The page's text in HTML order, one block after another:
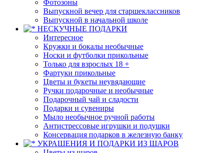
Фотозоны
Выпускной вечер для старшеклассников
Выпускной в начальной школе
НЕСКУЧНЫЕ ПОДАРКИ
Интересное
Кружки и бокалы необычные
Носки и футболки прикольные
Только для взрослых 18 +
Фартуки прикольные
Цветы и букеты неувядающие
Ручки подарочные и необычные
Подарочный чай и сладости
Подарки и сувениры
Мыло необычное ручной работы
Антистрессовые игрушки и подушки
Консервация подарков в железную банку
УКРАШЕНИЯ И ПОДАРКИ ИЗ ШАРОВ